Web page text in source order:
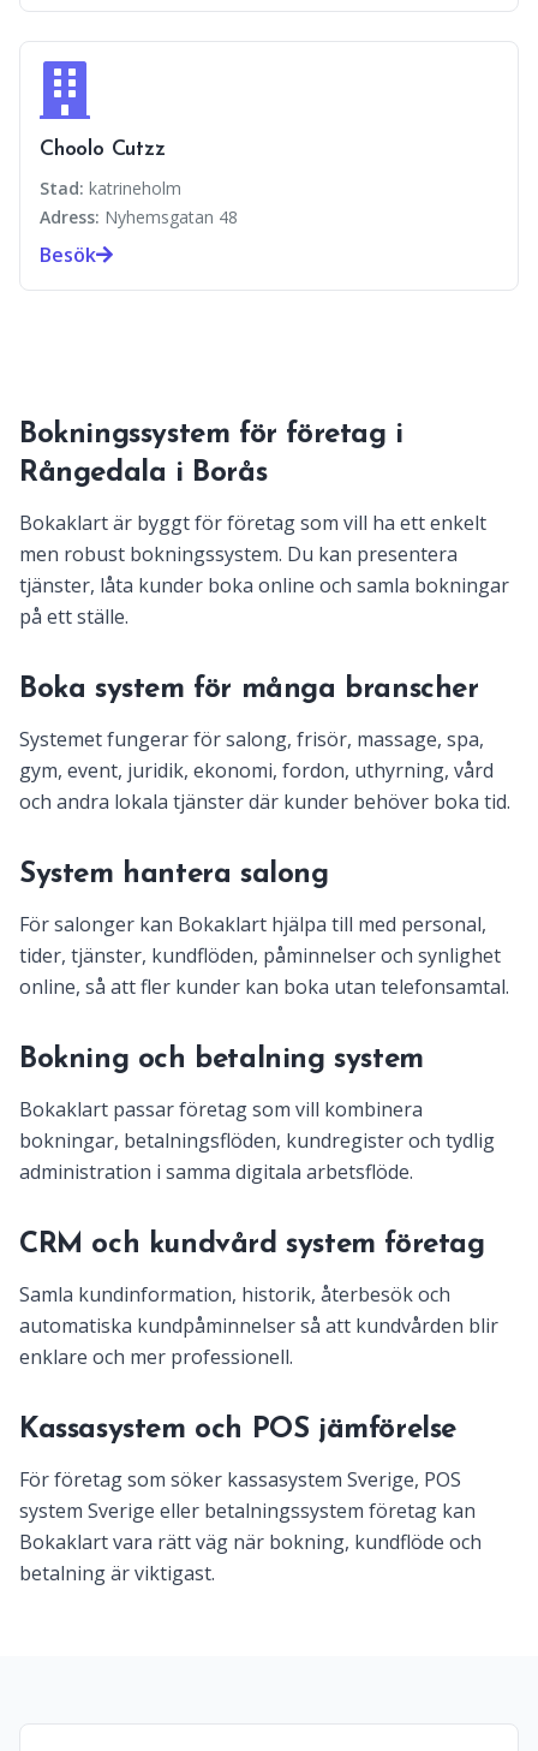
Choolo Cutzz
Stad: katrineholm
Adress: Nyhemsgatan 48
Besök
Bokningssystem för företag i
Rångedala i Borås
Bokaklart är byggt för företag som vill ha ett enkelt
men robust bokningssystem. Du kan presentera
tjänster, låta kunder boka online och samla bokningar
på ett ställe.
Boka system för många branscher
Systemet fungerar för salong, frisör, massage, spa,
gym, event, juridik, ekonomi, fordon, uthyrning, vård
och andra lokala tjänster där kunder behöver boka tid.
System hantera salong
För salonger kan Bokaklart hjälpa till med personal,
tider, tjänster, kundflöden, påminnelser och synlighet
online, så att fler kunder kan boka utan telefonsamtal.
Bokning och betalning system
Bokaklart passar företag som vill kombinera
bokningar, betalningsflöden, kundregister och tydlig
administration i samma digitala arbetsflöde.
CRM och kundvård system företag
Samla kundinformation, historik, återbesök och
automatiska kundpåminnelser så att kundvården blir
enklare och mer professionell.
Kassasystem och POS jämförelse
För företag som söker kassasystem Sverige, POS
system Sverige eller betalningssystem företag kan
Bokaklart vara rätt väg när bokning, kundflöde och
betalning är viktigast.